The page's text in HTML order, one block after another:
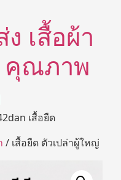
เสื้อผ้า
คุณภาพ
เสื้อยืด
/ เสื้อยืด ตัวเปล่าผู้ใหญ่